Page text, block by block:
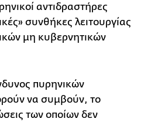
αντιδραστήρες
συνθήκες λειτουργίας
μη κυβερνητικών
πυρηνικών
να συμβούν, το
των οποίων δεν